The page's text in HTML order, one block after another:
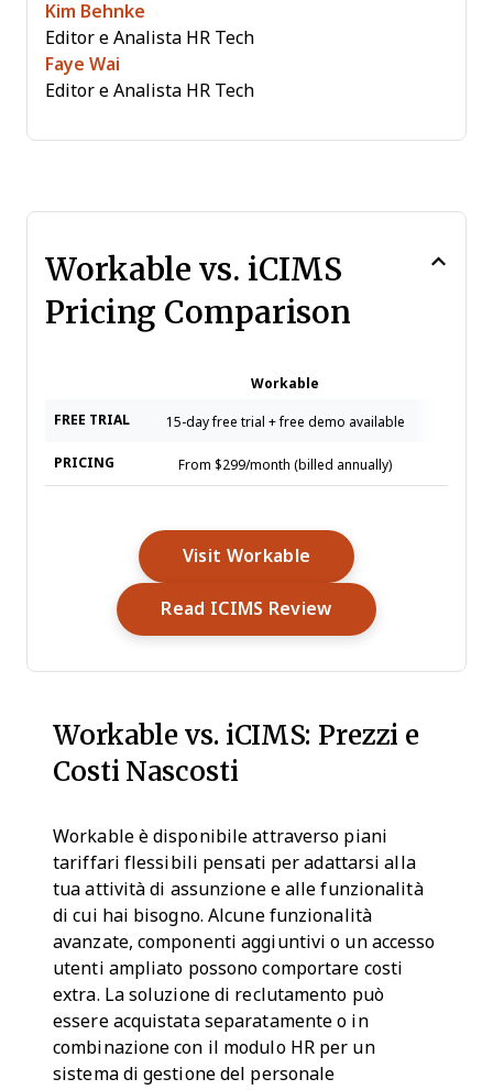
Kim Behnke
Editor e Analista HR Tech
Faye Wai
Editor e Analista HR Tech
Workable vs. iCIMS
Pricing Comparison
Workable
FREE TRIAL 15-day free trial + free demo available
PRICING From $299/month (billed annually)
Visit Workable Opens New Window
Read ICIMS ReviewOpens New
Workable vs. iCIMS: Prezzi e
Costi Nascosti
Workable è disponibile attraverso piani
tariffari flessibili pensati per adattarsi alla
tua attività di assunzione e alle funzionalità
di cui hai bisogno. Alcune funzionalità
avanzate, componenti aggiuntivi o un accesso
utenti ampliato possono comportare costi
extra. La soluzione di reclutamento può
essere acquistata separatamente o in
combinazione con il modulo HR per un
sistema di gestione del personale